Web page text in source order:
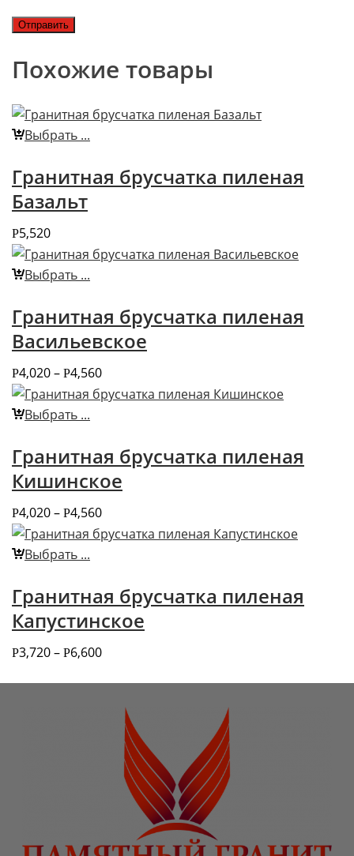
Похожие товары
Выбрать ...
Гранитная брусчатка пиленая
Базальт
Р5,520
Выбрать ...
Гранитная брусчатка пиленая
Васильевское
Р4,020– Р4,560
Выбрать ...
Гранитная брусчатка пиленая
Кишинское
Р4,020– Р4,560
Выбрать ...
Гранитная брусчатка пиленая
Капустинское
Р3,720– Р6,600